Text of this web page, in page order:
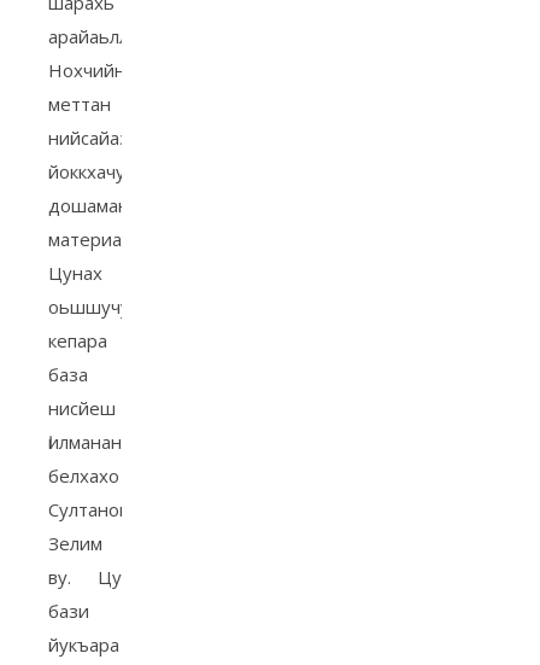
арайаьллчу
Нохчийн
меттан
нийсайаздаран
йоккхачу
дошаман
материалах.
Цунах
оьшшучу
кепара
база
нисйеш
Ӏилманан
белхахо
Султанов
Зелим
ву. Цу
бази
йукъара